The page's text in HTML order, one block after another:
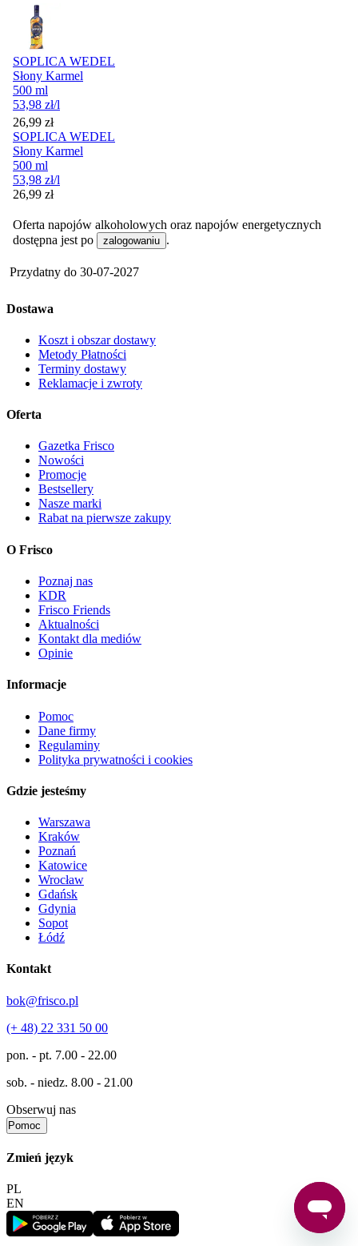
SOPLICA WEDEL
Słony Karmel
500 ml
53,98 zł/l
Cena
26,99 zł
SOPLICA WEDEL
Słony Karmel
500 ml
53,98 zł/l
Cena
26,99 zł
Oferta napojów alkoholowych oraz napojów energetycznych
dostępna jest po
zalogowaniu .
Przydatny do 30-07-2027
Dostawa
Koszt i obszar dostawy
Metody Płatności
Terminy dostawy
Reklamacje i zwroty
Oferta
Gazetka Frisco
Nowości
Promocje
Bestsellery
Nasze marki
Rabat na pierwsze zakupy
O Frisco
Poznaj nas
KDR
Frisco Friends
Aktualności
Kontakt dla mediów
Opinie
Informacje
Pomoc
Dane firmy
Regulaminy
Polityka prywatności i cookies
Gdzie jesteśmy
Warszawa
Kraków
Poznań
Katowice
Wrocław
Gdańsk
Gdynia
Sopot
Łódź
Kontakt
bok@frisco.pl
(+ 48) 22 331 50 00
pon. - pt. 7.00 - 22.00
sob. - niedz. 8.00 - 21.00
Obserwuj nas
Pomoc
Zmień język
PL
EN